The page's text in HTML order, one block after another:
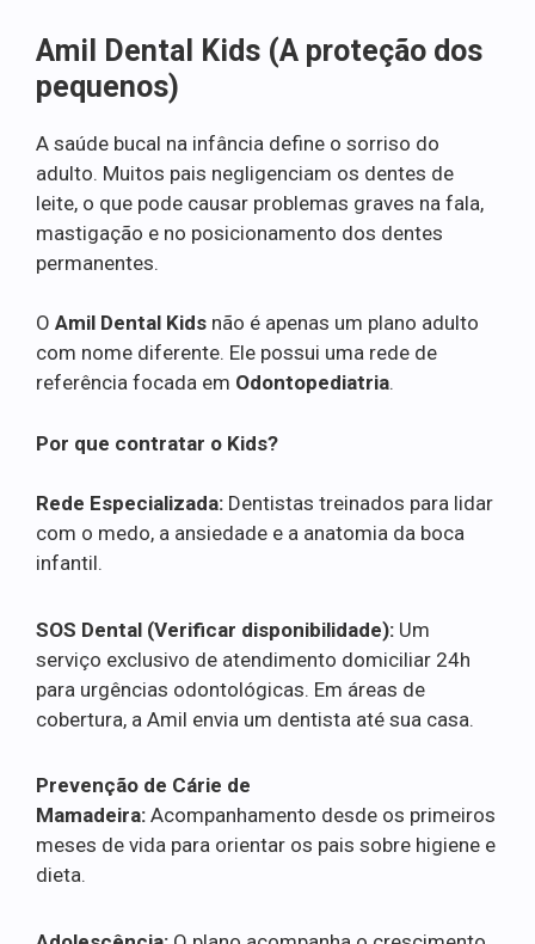
Amil Dental Kids (A proteção dos
pequenos)
A saúde bucal na infância define o sorriso do
adulto. Muitos pais negligenciam os dentes de
leite, o que pode causar problemas graves na fala,
mastigação e no posicionamento dos dentes
permanentes.
O Amil Dental Kids não é apenas um plano adulto
com nome diferente. Ele possui uma rede de
referência focada em Odontopediatria.
Por que contratar o Kids?
Rede Especializada: Dentistas treinados para lidar
com o medo, a ansiedade e a anatomia da boca
infantil.
SOS Dental (Verificar disponibilidade): Um
serviço exclusivo de atendimento domiciliar 24h
para urgências odontológicas. Em áreas de
cobertura, a Amil envia um dentista até sua casa.
Prevenção de Cárie de
Mamadeira: Acompanhamento desde os primeiros
meses de vida para orientar os pais sobre higiene e
dieta.